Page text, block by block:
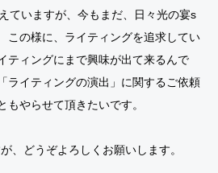
ていますが、今もまだ、日々光の宴s
の様に、ライティングを追求してい
ティングにまで興味が出て来るんで
ライティングの演出」に関するご依頼
もやらせて頂きたいです。
、どうぞよろしくお願いします。